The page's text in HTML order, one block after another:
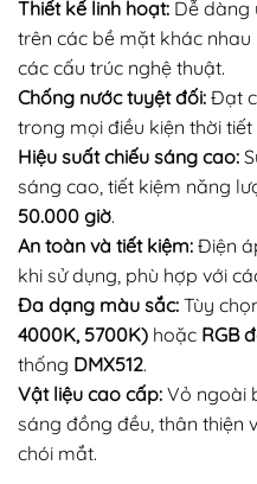
Thiết kế linh hoạt: Dễ dàng
trên các bề mặt khác nhau
các cấu trúc nghệ thuật.
Chống nước tuyệt đối: Đạt
trong mọi điều kiện thời tiết
Hiệu suất chiếu sáng cao:
sáng cao, tiết kiệm năng
50.000 giờ.
An toàn và tiết kiệm: Điện
khi sử dụng, phù hợp với
Đa dạng màu sắc: Tùy
4000K, 5700K) hoặc RGB
thống DMX512.
Vật liệu cao cấp: Vỏ ngoài
sáng đồng đều, thân thiện
chói mắt.